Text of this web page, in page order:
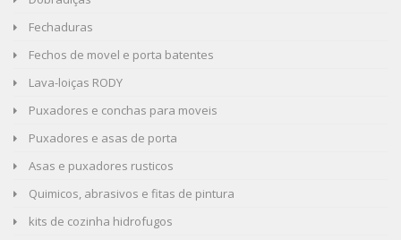
Fechaduras
Fechos de movel e porta batentes
Lava-loiças RODY
Puxadores e conchas para moveis
Puxadores e asas de porta
Asas e puxadores rusticos
Quimicos, abrasivos e fitas de pintura
kits de cozinha hidrofugos